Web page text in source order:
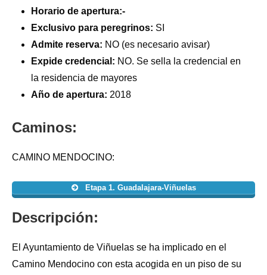
Horario de apertura:-
Exclusivo para peregrinos: SI
Admite reserva: NO (es necesario avisar)
Expide credencial: NO. Se sella la credencial en
la residencia de mayores
Año de apertura: 2018
Caminos:
CAMINO MENDOCINO:
Etapa 1. Guadalajara-Viñuelas
Descripción:
El Ayuntamiento de Viñuelas se ha implicado en el
Camino Mendocino con esta acogida en un piso de su